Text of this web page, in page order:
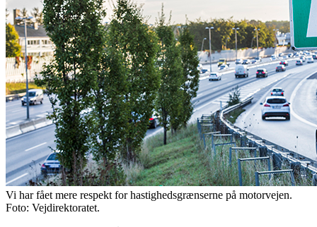
Vi har fået mere respekt for hastighedsgrænserne på motorvejen.
Foto: Vejdirektoratet.